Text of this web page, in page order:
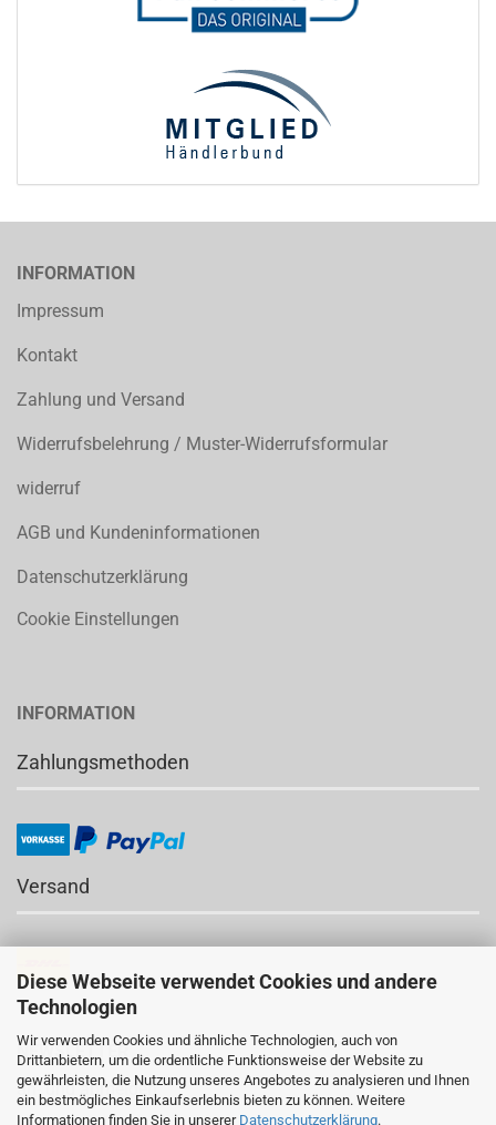
Diese Webseite verwendet Cookies und andere
Technologien
Wir verwenden Cookies und ähnliche Technologien, auch von
Drittanbietern, um die ordentliche Funktionsweise der Website zu
gewährleisten, die Nutzung unseres Angebotes zu analysieren und Ihnen
ein bestmögliches Einkaufserlebnis bieten zu können. Weitere
Informationen finden Sie in unserer Datenschutzerklärung.
INFORMATION
Impressum
Kontakt
Zahlung und Versand
Widerrufsbelehrung / Muster-Widerrufsformular
widerruf
AGB und Kundeninformationen
Datenschutzerklärung
Cookie Einstellungen
INFORMATION
Zahlungsmethoden
Versand
NEWSLETTER
an- und abmelden